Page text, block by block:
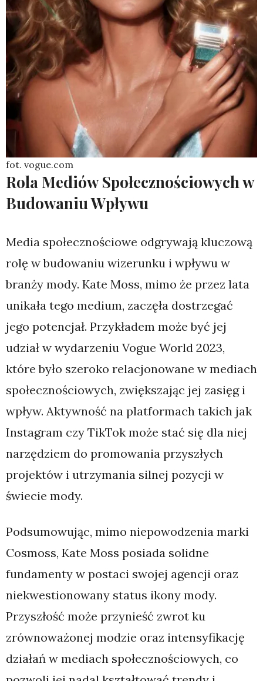
fot. vogue.com
Rola Mediów Społecznościowych w
Budowaniu Wpływu
Media społecznościowe odgrywają kluczową
rolę w budowaniu wizerunku i wpływu w
branży mody. Kate Moss, mimo że przez lata
unikała tego medium, zaczęła dostrzegać
jego potencjał. Przykładem może być jej
udział w wydarzeniu Vogue World 2023,
które było szeroko relacjonowane w mediach
społecznościowych, zwiększając jej zasięg i
wpływ. Aktywność na platformach takich jak
Instagram czy TikTok może stać się dla niej
narzędziem do promowania przyszłych
projektów i utrzymania silnej pozycji w
świecie mody.
Podsumowując, mimo niepowodzenia marki
Cosmoss, Kate Moss posiada solidne
fundamenty w postaci swojej agencji oraz
niekwestionowany status ikony mody.
Przyszłość może przynieść zwrot ku
zrównoważonej modzie oraz intensyfikację
działań w mediach społecznościowych, co